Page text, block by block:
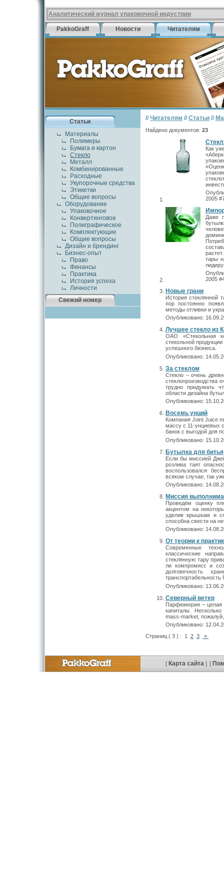
Аналитический журнал упаковочной индустрии
PakkoGraff Новости Читателям
Статьи
Материалы
Полимеры
Бумага и картон
Стекло
Металл
Комбинированные
Расходные
Укупорочные средства
Этикетки
Общие вопросы
Оборудование
Упаковочное
Конвертинговое
Полиграфическое
Комплектующие
Общие вопросы
Дизайн и брендинг
Бизнес-опыт
Право
Финансы
Практика
История успеха
Личности
Свежий номер
// Читателям // Статьи //
Найдено документов: 23
Как
2005
Даже
тары
2005
Новые грани
История стеклянной
пор постоянно
методы отливки и
Опубликовано:
Лучшее стекло из
ОАО «Стекольная
стекольной
успешного бизнеса.
Опубликовано:
За стеклом
Стекло – очень
стеклопроизводства
трудно придумать
области дизайна
Опубликовано:
Восемь унций
Компания Joint Juice
массу с 11-унциевых
банок с выгодой для
Опубликовано:
Бутылка для битья
Если бы миссией
розлива таят
воспользовался
всяком случае, так
Опубликовано:
Миссия выполнима
Проведём оценку
акцентом на
уделив крышкам и
способна свести на
Опубликовано:
От теории к
Современные
классические
стеклянную тару
ли компромисс и
долговечность
Опубликовано:
Северный ветер
Парфюмерия – целая
капиталы.
mass-market,
Опубликовано:
Страниц ( 3 ) :
1 2 3 »
[ Карта сайта ] [